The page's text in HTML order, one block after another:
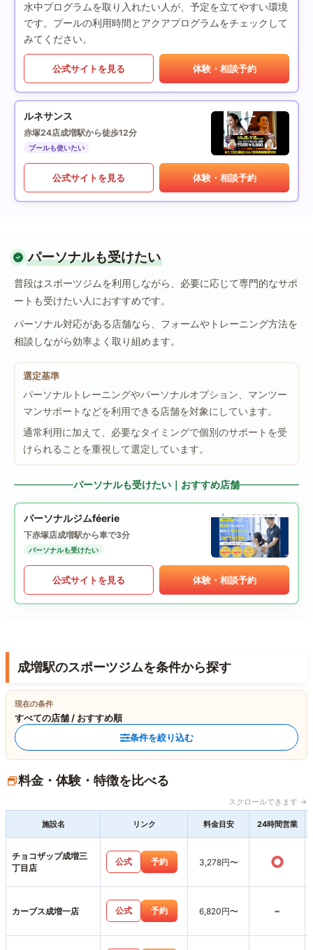
水中プログラムを取り入れたい人が、予定を立てやすい環境
です。プールの利用時間とアクアプログラムをチェックして
みてください。
公式サイトを見る 体験・相談予約
ルネサンス
赤塚24店成増駅から徒歩12分
プールも使いたい
公式サイトを見る 体験・相談予約
パーソナルも受けたい
普段はスポーツジムを利用しながら、必要に応じて専門的なサポ
ートも受けたい人におすすめです。
パーソナル対応がある店舗なら、フォームやトレーニング方法を
相談しながら効率よく取り組めます。
選定基準
パーソナルトレーニングやパーソナルオプション、マンツー
マンサポートなどを利用できる店舗を対象にしています。
通常利用に加えて、必要なタイミングで個別のサポートを受
けられることを重視して選定しています。
パーソナルも受けたい｜おすすめ店舗
パーソナルジムféerie
下赤塚店成増駅から車で3分
パーソナルも受けたい
公式サイトを見る 体験・相談予約
成増駅のスポーツジムを条件から探す
現在の条件
すべての店舗 / おすすめ順
条件を絞り込む
料金・体験・特徴を比べる
スクロールできます →
施設名 リンク 料金目安 24時間営業
チョコザップ成増三
丁目店
公式 予約 3,278円〜 ○
カーブス成増一店 公式 予約 6,820円〜 -